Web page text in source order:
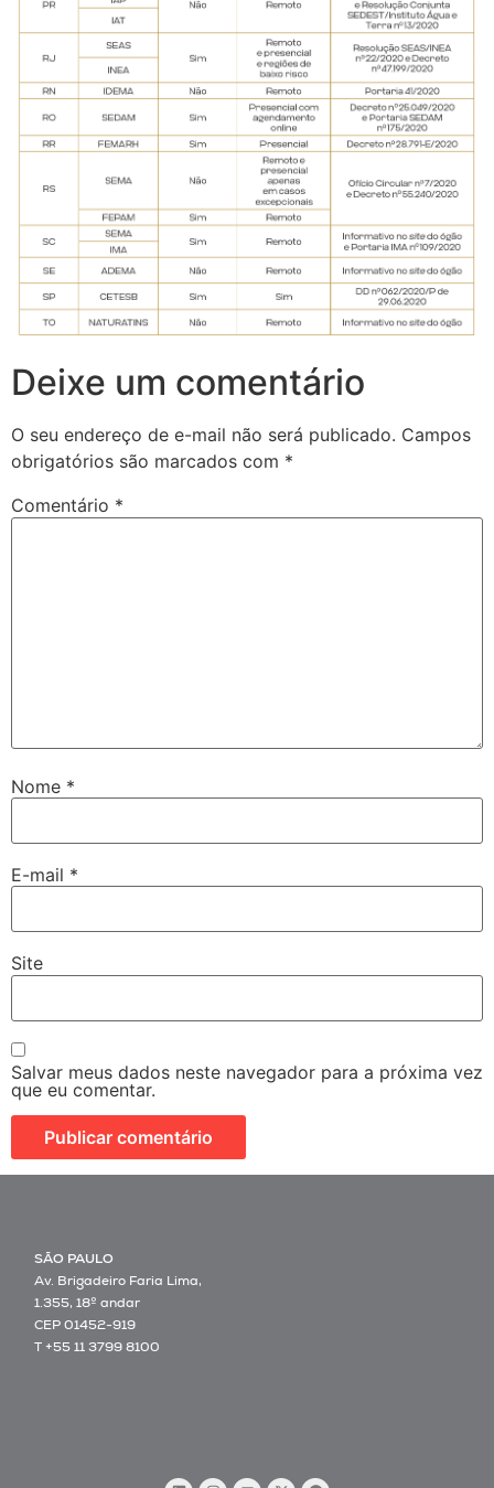
Deixe um comentário
O seu endereço de e-mail não será publicado. Campos
obrigatórios são marcados com *
Comentário *
Nome *
E-mail *
Site
Salvar meus dados neste navegador para a próxima vez
que eu comentar.
SÃO PAULO
Av. Brigadeiro Faria Lima,
1.355, 18º andar
CEP 01452-919
T +55 11 3799 8100